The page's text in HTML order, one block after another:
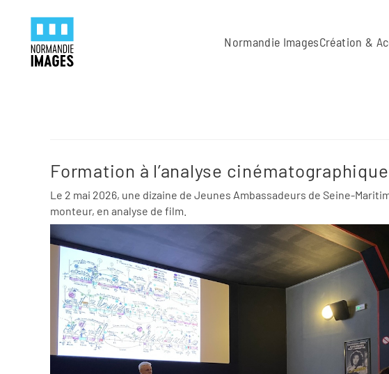
Skip to main content
Normandie ImagesCréation &
Formation à l’analyse
Le 2 mai 2026, une dizaine de Jeunes Ambassadeurs de Seine-
monteur, en analyse de film.